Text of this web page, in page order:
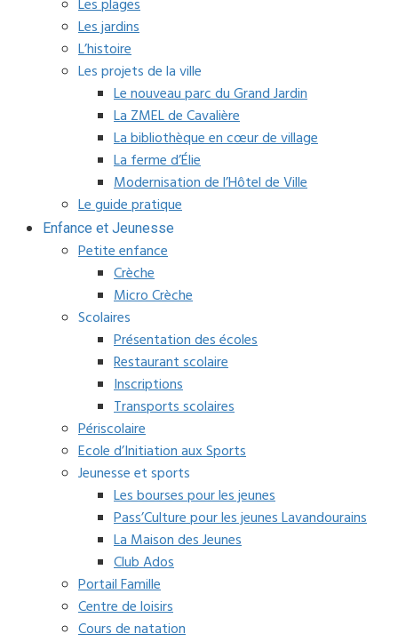
Les plages
Les jardins
L’histoire
Les projets de la ville
Le nouveau parc du Grand Jardin
La ZMEL de Cavalière
La bibliothèque en cœur de village
La ferme d’Élie
Modernisation de l’Hôtel de Ville
Le guide pratique
Enfance et Jeunesse
Petite enfance
Crèche
Micro Crèche
Scolaires
Présentation des écoles
Restaurant scolaire
Inscriptions
Transports scolaires
Périscolaire
Ecole d’Initiation aux Sports
Jeunesse et sports
Les bourses pour les jeunes
Pass’Culture pour les jeunes Lavandourains
La Maison des Jeunes
Club Ados
Portail Famille
Centre de loisirs
Cours de natation